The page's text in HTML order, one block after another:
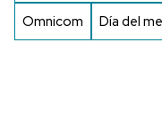
Omnicom Día del